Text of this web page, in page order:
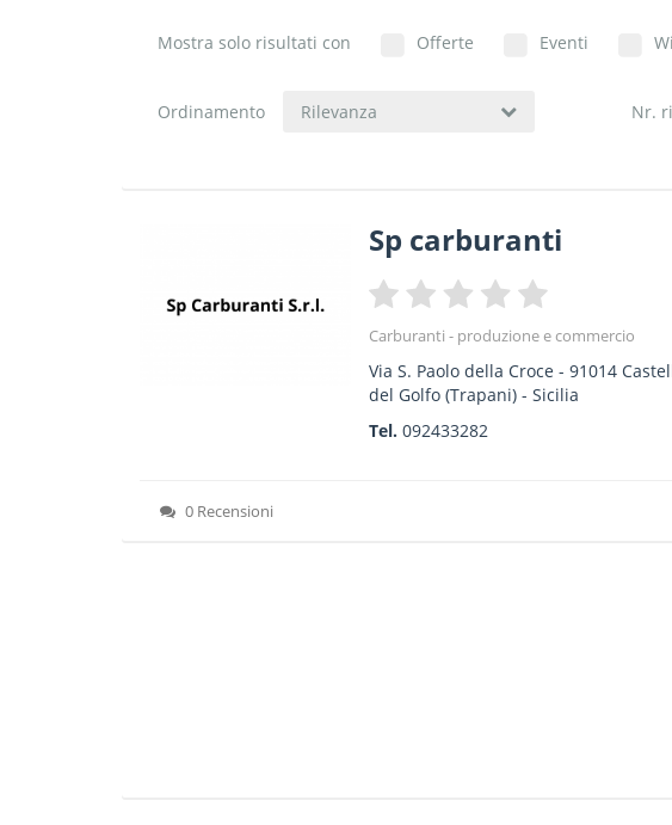
Mostra solo risultati con Offerte Eventi
Ordinamento Rilevanza Nr.
Sp carburanti
Carburanti - produzione e commercio
Via S. Paolo della Croce -91014
del Golfo (Trapani) -Sicilia
Tel.092433282
0 Recensioni